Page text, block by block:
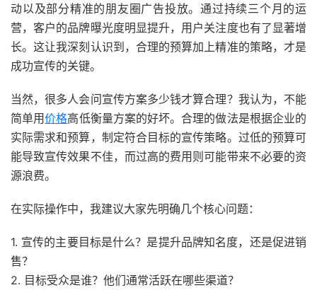
动以及部分精准的朋友圈广告投放。通过持续三个月的运
营，客户的品牌曝光度明显提升，用户关注度也有了显著增
长。这让我深刻认识到，合理的预算加上精准的策略，才是
成功宣传的关键。
当然，很多人会问宣传方案多少钱才算合理？我认为，不能
简单用价格高低衡量方案的好坏。合理的做法是根据企业的
实际需求和预算，制定符合目标的宣传策略。过低的预算可
能导致宣传效果不佳，而过高的费用则可能带来不必要的资
源浪费。
在实际操作中，我建议大家先明确几个核心问题：
1. 宣传的主要目标是什么？是提升品牌知名度，还是促进销
售？
2. 目标受众是谁？他们通常活跃在哪些渠道？